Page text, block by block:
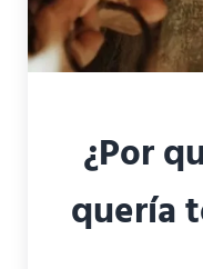
¿Por
quería